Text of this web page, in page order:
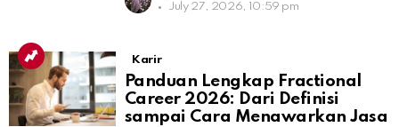
July 27, 2026, 10:59 pm
Karir
Panduan Lengkap Fractional
Career 2026: Dari Definisi
sampai Cara Menawarkan Jasa